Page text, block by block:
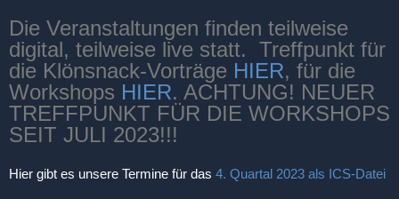
Die Veranstaltungen finden teilweise
digital, teilweise live statt. Treffpunkt für
die Klönsnack-Vorträge HIER, für die
Workshops HIER. ACHTUNG! NEUER
TREFFPUNKT FÜR DIE WORKSHOPS
SEIT JULI 2023!!!
Hier gibt es unsere Termine für das 4. Quartal 2023 als ICS-Datei